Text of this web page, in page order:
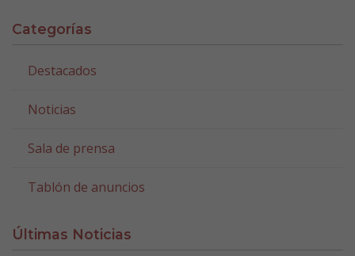
Categorías
Destacados
Noticias
Sala de prensa
Tablón de anuncios
Últimas Noticias